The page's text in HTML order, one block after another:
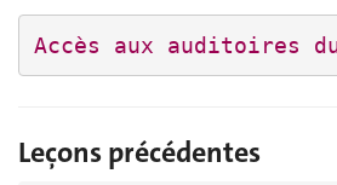
Accès aux auditoires du
Leçons précédentes